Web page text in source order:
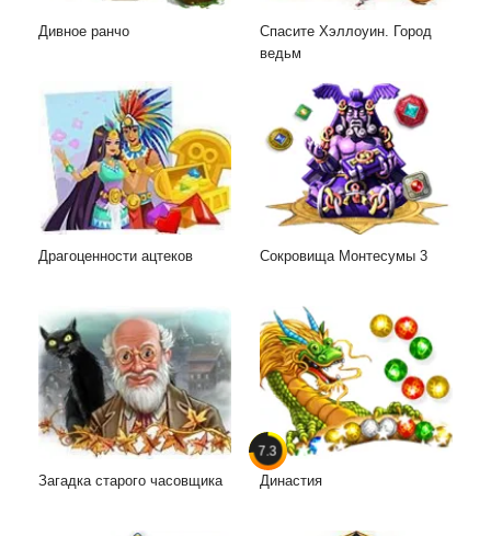
Дивное ранчо
Спасите Хэллоуин. Город
ведьм
Драгоценности ацтеков Сокровища Монтесумы 3
Загадка старого часовщика
7.3
Династия